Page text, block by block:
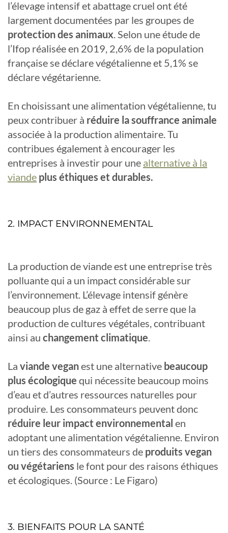
l’élevage intensif et abattage cruel ont été
largement documentées par les groupes de
protection des animaux. Selon une étude de
l’Ifop réalisée en 2019, 2,6% de la population
française se déclare végétalienne et 5,1% se
déclare végétarienne.
En choisissant une alimentation végétalienne, tu
peux contribuer à réduire la souffrance animale
associée à la production alimentaire. Tu
contribues également à encourager les
entreprises à investir pour une alternative à la
viande plus éthiques et durables.
2. IMPACT ENVIRONNEMENTAL
La production de viande est une entreprise très
polluante qui a un impact considérable sur
l’environnement. L’élevage intensif génère
beaucoup plus de gaz à effet de serre que la
production de cultures végétales, contribuant
ainsi au changement climatique.
La viande veganest une alternative beaucoup
plus écologique qui nécessite beaucoup moins
d’eau et d’autres ressources naturelles pour
produire. Les consommateurs peuvent donc
réduire leur impact environnemental en
adoptant une alimentation végétalienne. Environ
un tiers des consommateurs de produits vegan
ou végétariens le font pour des raisons éthiques
et écologiques. (Source : Le Figaro)
3. BIENFAITS POUR LA SANTÉ